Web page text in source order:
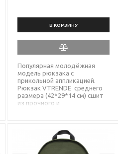
В КОРЗИНУ
Популярная молодёжная
модель рюкзака с
прикольной аппликацией.
Рюкзак VTRENDE среднего
размера (42*29*14 см) сшит
из прочного и
нагрузки, а надёжные молнии
SBS не подведут Вас. Модель
универсальна и подойдёт